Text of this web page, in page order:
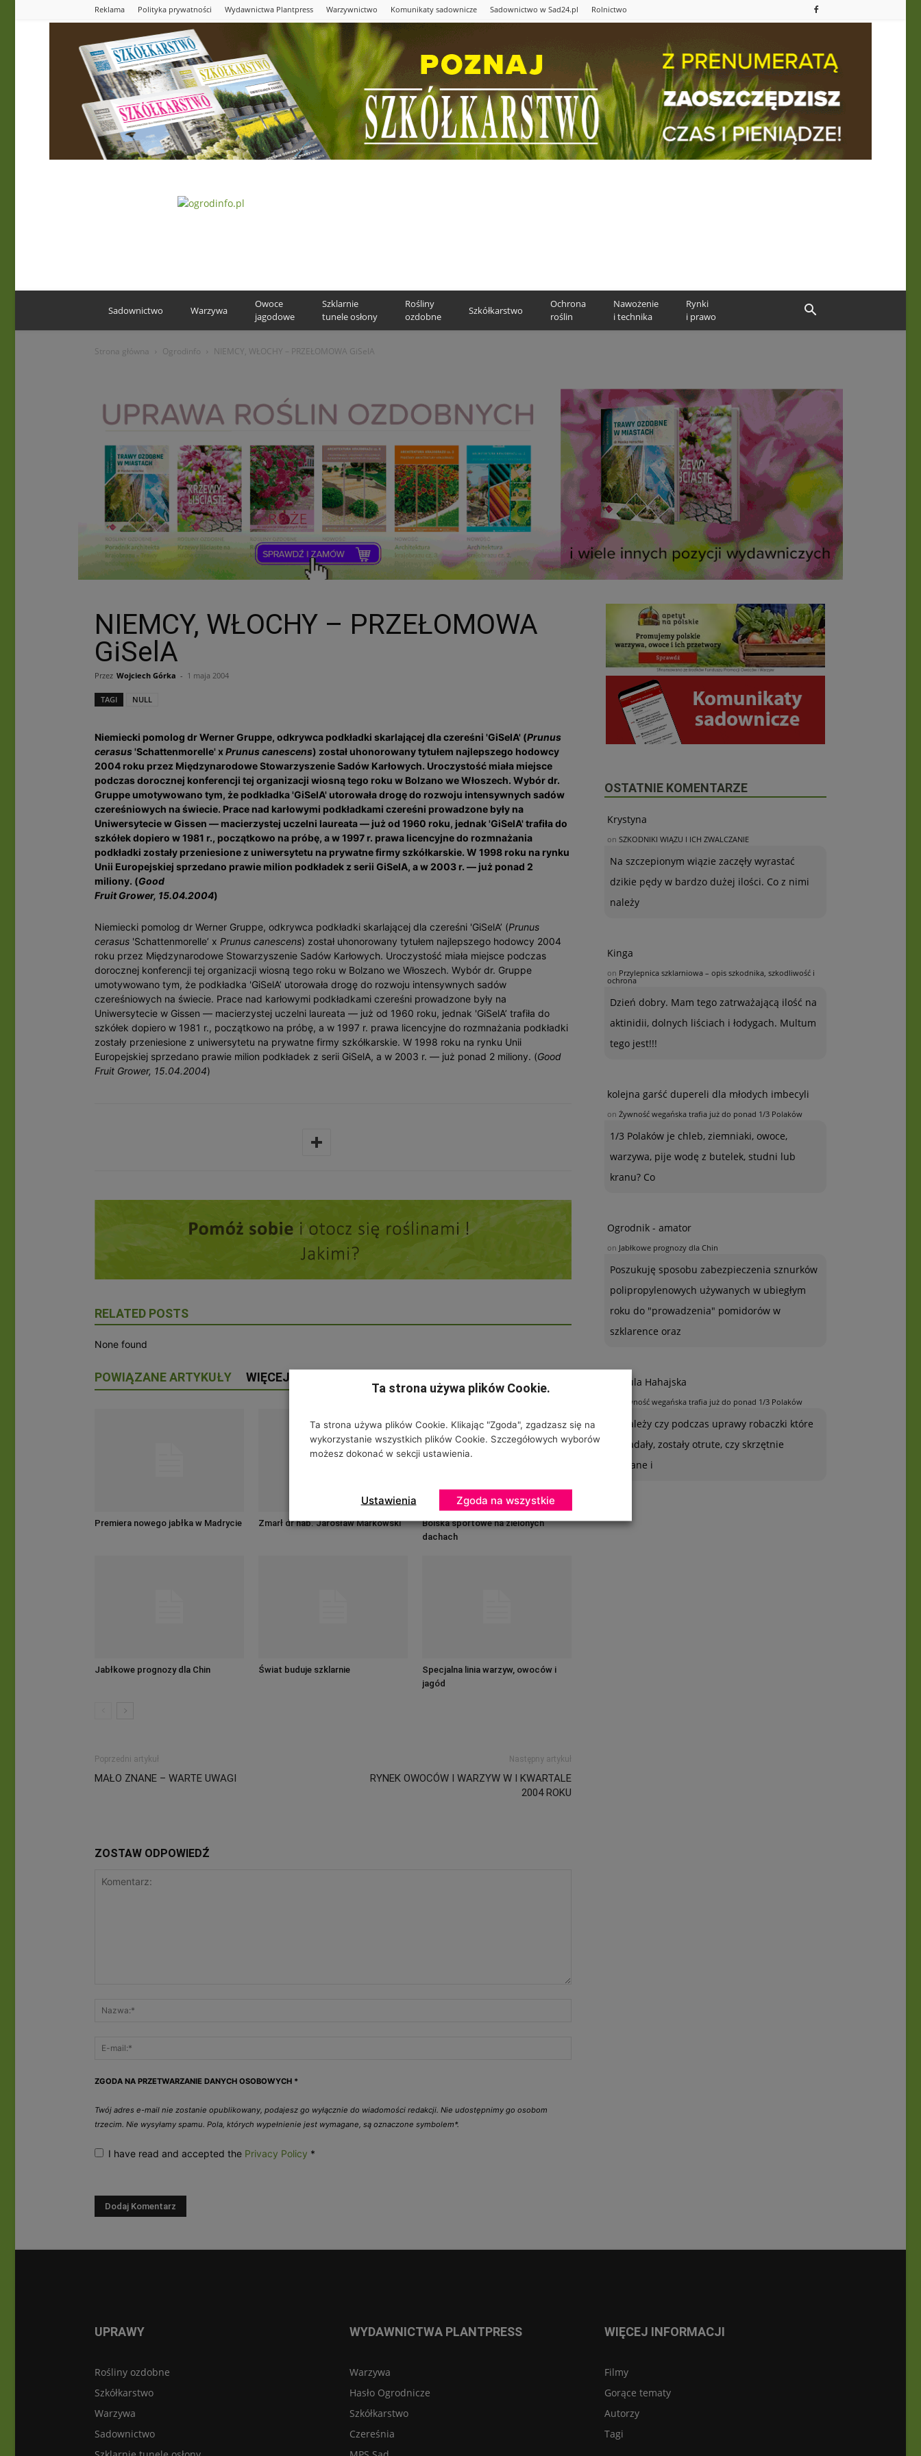
Reklama Polityka prywatności Wydawnictwa Plantpress Warzywnictwo Komunikaty sadownicze Sadownictwo w Sad24.pl Rolnictwo
Sadownictwo Warzywa
Owoce
jagodowe
Szklarnie
tunele osłony
Rośliny
ozdobne
Szkółkarstwo
Ochrona
roślin
Nawożenie
i technika
Rynki
i prawo
Strona główna Ogrodinfo NIEMCY, WŁOCHY – PRZEŁOMOWA GiSelA
NIEMCY, WŁOCHY – PRZEŁOMOWA
GiSelA
Przez Wojciech Górka - 1 maja 2004
TAGI NULL
Niemiecki pomolog dr Werner Gruppe, odkrywca podkładki skarlającej dla czereśni 'GiSelA' (Prunus
cerasus'Schattenmorelle' xPrunus canescens) został uhonorowany tytułem najlepszego hodowcy
2004 roku przez Międzynarodowe Stowarzyszenie Sadów Karłowych. Uroczystość miała miejsce
podczas dorocznej konferencji tej organizacji wiosną tego roku w Bolzano we Włoszech. Wybór dr.
Gruppe umotywowano tym, że podkładka 'GiSelA' utorowała drogę do rozwoju intensywnych sadów
czereśniowych na świecie. Prace nad karłowymi podkładkami czereśni prowadzone były na
Uniwersytecie w Gissen — macierzystej uczelni laureata — już od 1960 roku, jednak 'GiSelA' trafiła do
szkółek dopiero w 1981 r., początkowo na próbę, a w 1997 r. prawa licencyjne do rozmnażania
podkładki zostały przeniesione z uniwersytetu na prywatne firmy szkółkarskie. W 1998 roku na rynku
Unii Europejskiej sprzedano prawie milion podkładek z serii GiSelA, a w 2003 r. — już ponad 2
miliony. (Good
Fruit Grower, 15.04.2004)
Niemiecki pomolog dr Werner Gruppe, odkrywca podkładki skarlającej dla czereśni 'GiSelA’ (Prunus
cerasus 'Schattenmorelle’ x Prunus canescens) został uhonorowany tytułem najlepszego hodowcy 2004
roku przez Międzynarodowe Stowarzyszenie Sadów Karłowych. Uroczystość miała miejsce podczas
dorocznej konferencji tej organizacji wiosną tego roku w Bolzano we Włoszech. Wybór dr. Gruppe
umotywowano tym, że podkładka 'GiSelA’ utorowała drogę do rozwoju intensywnych sadów
czereśniowych na świecie. Prace nad karłowymi podkładkami czereśni prowadzone były na
Uniwersytecie w Gissen — macierzystej uczelni laureata — już od 1960 roku, jednak 'GiSelA’ trafiła do
szkółek dopiero w 1981 r., początkowo na próbę, a w 1997 r. prawa licencyjne do rozmnażania podkładki
zostały przeniesione z uniwersytetu na prywatne firmy szkółkarskie. W 1998 roku na rynku Unii
Europejskiej sprzedano prawie milion podkładek z serii GiSelA, a w 2003 r. — już ponad 2 miliony. (Good
Fruit Grower, 15.04.2004)
RELATED POSTS
None found
POWIĄZANE ARTYKUŁY WIĘCEJ OD AUTORA
Premiera nowego jabłka w Madrycie Zmarł dr hab. Jarosław Markowski
Boiska sportowe na zielonych
dachach
Jabłkowe prognozy dla Chin Świat buduje szklarnie
Specjalna linia warzyw, owoców i
jagód
Poprzedni artykuł
MAŁO ZNANE – WARTE UWAGI
Następny artykuł
RYNEK OWOCÓW I WARZYW W I KWARTALE
2004 ROKU
ZOSTAW ODPOWIEDŹ
ZGODA NA PRZETWARZANIE DANYCH OSOBOWYCH *
Twój adres e-mail nie zostanie opublikowany, podajesz go wyłącznie do wiadomości redakcji. Nie udostępnimy go osobom
trzecim. Nie wysyłamy spamu. Pola, których wypełnienie jest wymagane, są oznaczone symbolem*.
I have read and accepted the Privacy Policy *
OSTATNIE KOMENTARZE
Krystyna
on SZKODNIKI WIĄZU I ICH ZWALCZANIE
Na szczepionym wiązie zaczęły wyrastać
dzikie pędy w bardzo dużej ilości. Co z nimi
należy
Kinga
on Przylepnica szklarniowa – opis szkodnika, szkodliwość i
ochrona
Dzień dobry. Mam tego zatrważającą ilość na
aktinidii, dolnych liściach i łodygach. Multum
tego jest!!!
kolejna garść dupereli dla młodych imbecyli
on Żywność wegańska trafia już do ponad 1/3 Polaków
1/3 Polaków je chleb, ziemniaki, owoce,
warzywa, pije wodę z butelek, studni lub
kranu? Co
Ogrodnik - amator
on Jabłkowe prognozy dla Chin
Poszukuję sposobu zabezpieczenia sznurków
polipropylenowych używanych w ubiegłym
roku do "prowadzenia" pomidorów w
szklarence oraz
Urszula Hahajska
Żywność wegańska trafia już do ponad 1/3 Polaków
To zależy czy podczas uprawy robaczki które
ją zjadały, zostały otrute, czy skrzętnie
zebrane i
UPRAWY
Rośliny ozdobne
Szkółkarstwo
Warzywa
Sadownictwo
WYDAWNICTWA PLANTPRESS
Warzywa
Hasło Ogrodnicze
Szkółkarstwo
Czereśnia
WIĘCEJ INFORMACJI
Filmy
Gorące tematy
Autorzy
Tagi
Ta strona używa plików Cookie.
Ta strona używa plików Cookie. Klikając "Zgoda", zgadzasz się na
wykorzystanie wszystkich plików Cookie. Szczegółowych wyborów
możesz dokonać w sekcji ustawienia.
Ustawienia Zgoda na wszystkie